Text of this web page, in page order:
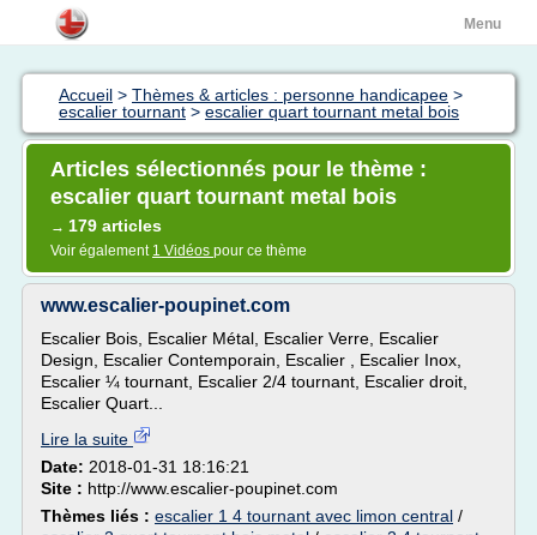
Menu
Accueil > Thèmes & articles : personne handicapee >
escalier tournant > escalier quart tournant metal bois
Articles sélectionnés pour le thème :
escalier quart tournant metal bois
→ 179 articles
Voir également 1 Vidéos pour ce thème
www.escalier-poupinet.com
Escalier Bois, Escalier Métal, Escalier Verre, Escalier
Design, Escalier Contemporain, Escalier , Escalier Inox,
Escalier ¼ tournant, Escalier 2/4 tournant, Escalier droit,
Escalier Quart...
Lire la suite
Date: 2018-01-31 18:16:21
Site : http://www.escalier-poupinet.com
Thèmes liés : escalier 1 4 tournant avec limon central /